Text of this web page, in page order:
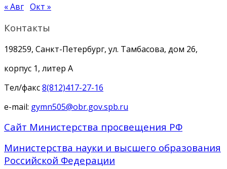
« Авг Окт »
Контакты
198259, Санкт-Петербург, ул. Тамбасова, дом 26,
корпус 1, литер А
Тел/факс8(812)417-27-16
e-mail: gymn505@obr.gov.spb.ru
Сайт Министерства просвещения РФ
Министерства науки и высшего образования
Российской Федерации